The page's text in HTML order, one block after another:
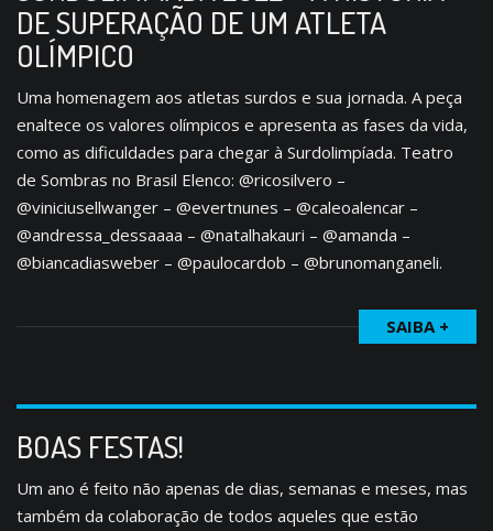
DE SUPERAÇÃO DE UM ATLETA
OLÍMPICO
Uma homenagem aos atletas surdos e sua jornada. A peça
enaltece os valores olímpicos e apresenta as fases da vida,
como as dificuldades para chegar à Surdolimpíada. Teatro
de Sombras no Brasil Elenco: @ricosilvero –
@viniciusellwanger – @evertnunes – @caleoalencar –
@andressa_dessaaaa – @natalhakauri – @amanda –
@biancadiasweber – @paulocardob – @brunomanganeli.
SAIBA +
BOAS FESTAS!
Um ano é feito não apenas de dias, semanas e meses, mas
também da colaboração de todos aqueles que estão